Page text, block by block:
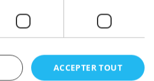
,48 € ,08 €
ACCEPTER TOUT